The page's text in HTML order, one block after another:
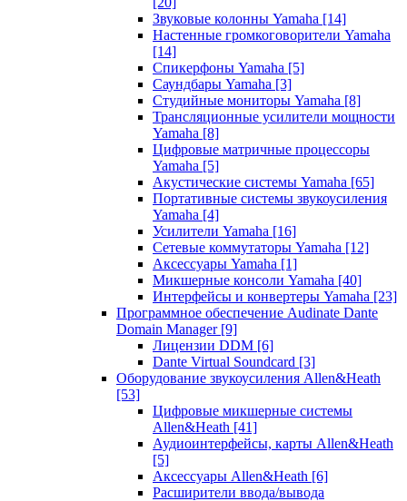
Звуковые колонны Yamaha [14]
Настенные громкоговорители Yamaha
[14]
Спикерфоны Yamaha [5]
Саундбары Yamaha [3]
Студийные мониторы Yamaha [8]
Трансляционные усилители мощности
Yamaha [8]
Цифровые матричные процессоры
Yamaha [5]
Акустические системы Yamaha [65]
Портативные системы звукоусиления
Yamaha [4]
Усилители Yamaha [16]
Сетевые коммутаторы Yamaha [12]
Аксессуары Yamaha [1]
Микшерные консоли Yamaha [40]
Интерфейсы и конвертеры Yamaha [23]
Программное обеспечение Audinate Dante
Domain Manager [9]
Лицензии DDM [6]
Dante Virtual Soundcard [3]
Оборудование звукоусиления Allen&Heath
[53]
Цифровые микшерные системы
Allen&Heath [41]
Аудиоинтерфейсы, карты Allen&Heath
[5]
Аксессуары Allen&Heath [6]
Расширители ввода/вывода